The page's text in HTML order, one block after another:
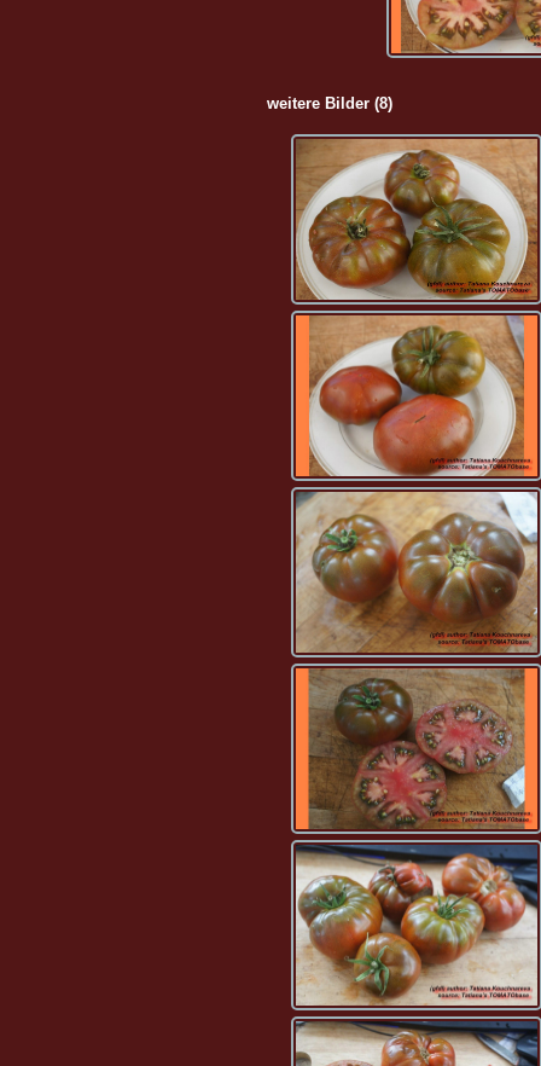
weitere Bilder (8)